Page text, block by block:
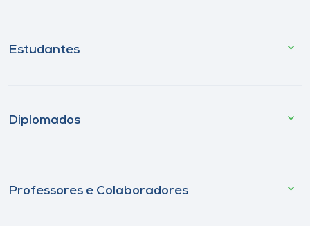
Estudantes
Diplomados
Professores e Colaboradores